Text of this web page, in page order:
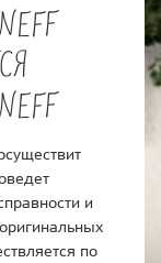
и
по